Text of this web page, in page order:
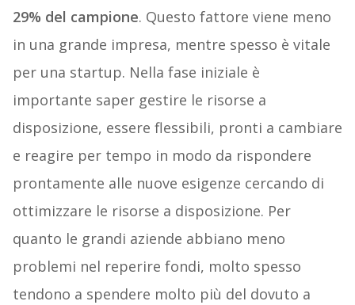
29% del campione. Questo fattore viene meno
in una grande impresa, mentre spesso è vitale
per una startup. Nella fase iniziale è
importante saper gestire le risorse a
disposizione, essere flessibili, pronti a cambiare
e reagire per tempo in modo da rispondere
prontamente alle nuove esigenze cercando di
ottimizzare le risorse a disposizione. Per
quanto le grandi aziende abbiano meno
problemi nel reperire fondi, molto spesso
tendono a spendere molto più del dovuto a